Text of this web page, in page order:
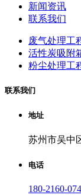
新闻资讯
联系我们
废气处理工
活性炭吸附
粉尘处理工
联系我们
地址
苏州市吴中
电话
180-2160-